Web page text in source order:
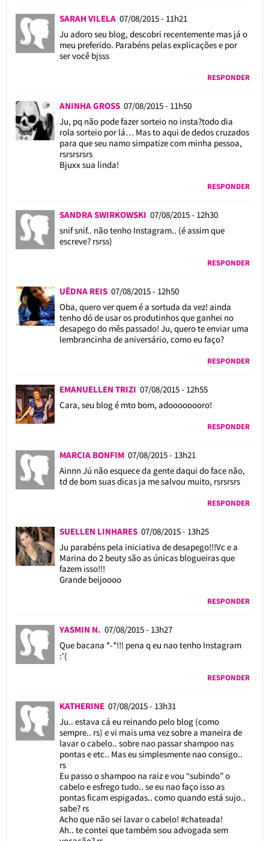
SARAH VILELA 07/08/2015 - 11h21
Ju adoro seu blog, descobri recentemente mas já o
meu preferido. Parabéns pelas explicações e por
ser você bjsss
RESPONDER
ANINHA GROSS 07/08/2015 - 11h50
Ju, pq não pode fazer sorteio no insta?todo dia
rola sorteio por lá… Mas to aqui de dedos cruzados
para que seu namo simpatize com minha pessoa,
rsrsrsrsrs
Bjuxx sua linda!
RESPONDER
SANDRA SWIRKOWSKI 07/08/2015 - 12h30
snif snif.. não tenho Instagram.. (é assim que
escreve? rsrss)
RESPONDER
UÊDNA REIS 07/08/2015 - 12h50
Oba, quero ver quem é a sortuda da vez! ainda
tenho dó de usar os produtinhos que ganhei no
desapego do mês passado! Ju, quero te enviar uma
lembrancinha de aniversário, como eu faço?
RESPONDER
EMANUELLEN TRIZI 07/08/2015 - 12h55
Cara, seu blog é mto bom, adoooooooro!
RESPONDER
MARCIA BONFIM 07/08/2015 - 13h21
Ainnn Jú não esquece da gente daqui do face não,
td de bom suas dicas ja me salvou muito, rsrsrsrs
RESPONDER
SUELLEN LINHARES 07/08/2015 - 13h25
Ju parabéns pela iniciativa de desapego!!!Vc e a
Marina do 2 beuty são as únicas blogueiras que
fazem isso!!!
Grande beijoooo
RESPONDER
YASMIN N. 07/08/2015 - 13h27
Que bacana *-*!!! pena q eu nao tenho Instagram
:'(
RESPONDER
KATHERINE 07/08/2015 - 13h31
Ju.. estava cá eu reinando pelo blog (como
sempre.. rs) e vi mais uma vez sobre a maneira de
lavar o cabelo.. sobre nao passar shampoo nas
pontas e etc.. Mas eu simplesmente nao consigo..
rs
Eu passo o shampoo na raiz e vou “subindo” o
cabelo e esfrego tudo.. se eu nao faço isso as
pontas ficam espigadas.. como quando está sujo..
sabe? rs
Acho que não sei lavar o cabelo! #chateada!
Ah.. te contei que também sou advogada sem